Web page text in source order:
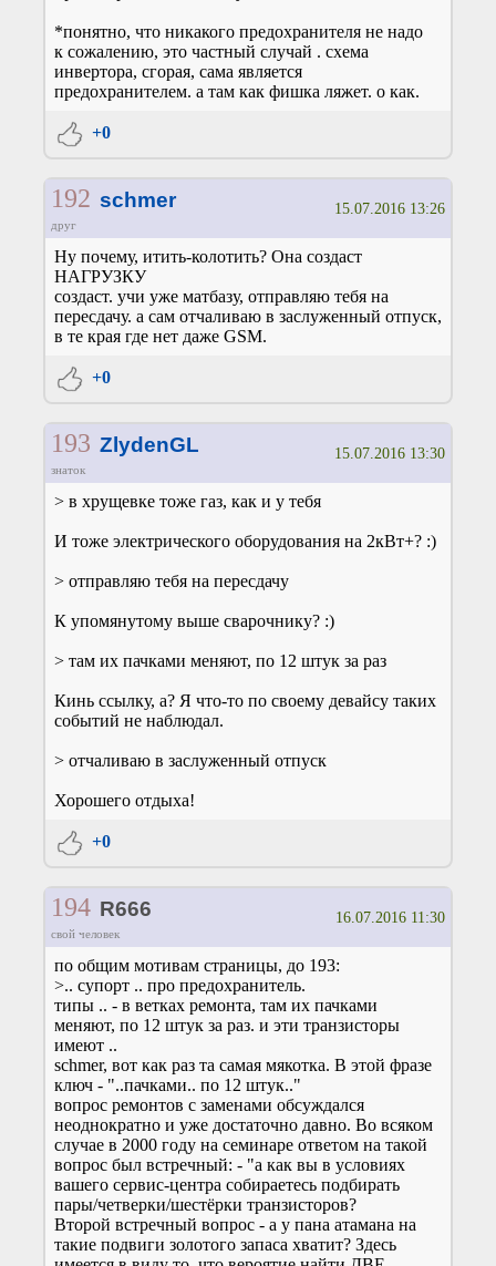
*понятно, что никакого предохранителя не надо
к сожалению, это частный случай . схема
инвертора, сгорая, сама является
предохранителем. а там как фишка ляжет. о как.
+0
192 schmer
друг
15.07.2016 13:26
Ну почему, итить-колотить? Она создаст
НАГРУЗКУ
создаст. учи уже матбазу, отправляю тебя на
пересдачу. а сам отчаливаю в заслуженный отпуск,
в те края где нет даже GSM.
+0
193 ZlydenGL
знаток
15.07.2016 13:30
> в хрущевке тоже газ, как и у тебя
И тоже электрического оборудования на 2кВт+? :)
> отправляю тебя на пересдачу
К упомянутому выше сварочнику? :)
> там их пачками меняют, по 12 штук за раз
Кинь ссылку, а? Я что-то по своему девайсу таких
событий не наблюдал.
> отчаливаю в заслуженный отпуск
Хорошего отдыха!
+0
194 R666
свой человек
16.07.2016 11:30
по общим мотивам страницы, до 193:
>.. супорт .. про предохранитель.
типы .. - в ветках ремонта, там их пачками
меняют, по 12 штук за раз. и эти транзисторы
имеют ..
schmer, вот как раз та самая мякотка. В этой фразе
ключ - "..пачками.. по 12 штук.."
вопрос ремонтов с заменами обсуждался
неоднократно и уже достаточно давно. Во всяком
случае в 2000 году на семинаре ответом на такой
вопрос был встречный: - "а как вы в условиях
вашего сервис-центра собираетесь подбирать
пары/четверки/шестёрки транзисторов?
Второй встречный вопрос - а у пана атамана на
такие подвиги золотого запаса хватит? Здесь